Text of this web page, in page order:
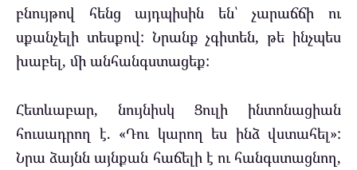
բնույթով հենց այդպիսին են՝ չարաճճի ու
սքանչելի տեսքով: Նրանք չգիտեն, թե ինչպես
խաբել, մի անհանգստացեք:
Հետևաբար, նույնիսկ Ցուլի ինտոնացիան
հուսադրող է. «Դու կարող ես ինձ վստահել»:
Նրա ձայնն այնքան հաճելի է ու հանգստացնող,